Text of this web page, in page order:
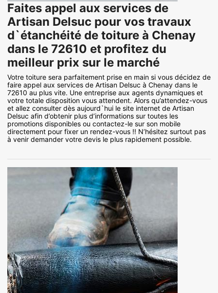
Faites appel aux services de
Artisan Delsuc pour vos travaux
d`étanchéité de toiture à Chenay
dans le 72610 et profitez du
meilleur prix sur le marché
Votre toiture sera parfaitement prise en main si vous décidez de
faire appel aux services de Artisan Delsuc à Chenay dans le
72610 au plus vite. Une entreprise aux agents dynamiques et
votre totale disposition vous attendent. Alors qu’attendez-vous
et allez consulter dès aujourd`hui le site internet de Artisan
Delsuc afin d’obtenir plus d’informations sur toutes les
promotions disponibles ou contactez-le sur son mobile
directement pour fixer un rendez-vous !! N’hésitez surtout pas
à venir demander votre devis le plus rapidement possible.